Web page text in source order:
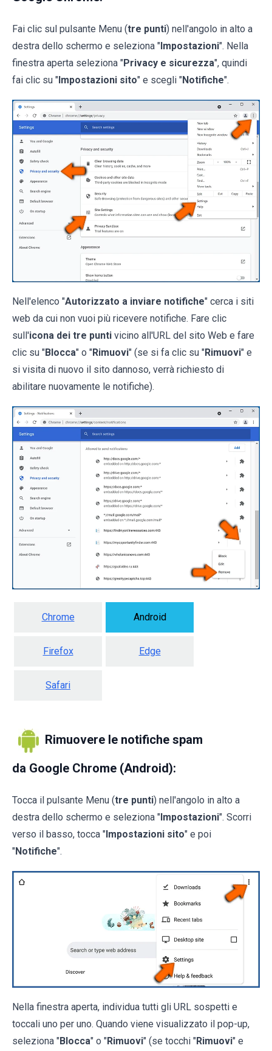
Fai clic sul pulsante Menu (tre punti) nell'angolo in alto a
destra dello schermo e seleziona "Impostazioni". Nella
finestra aperta seleziona "Privacy e sicurezza", quindi
fai clic su "Impostazioni sito" e scegli "Notifiche".
Nell'elenco "Autorizzato a inviare notifiche" cerca i siti
web da cui non vuoi più ricevere notifiche. Fare clic
sull'icona dei tre punti vicino all'URL del sito Web e fare
clic su "Blocca" o "Rimuovi" (se si fa clic su "Rimuovi" e
si visita di nuovo il sito dannoso, verrà richiesto di
abilitare nuovamente le notifiche).
Chrome Android
Firefox Edge
Safari
Rimuovere le notifiche spam
da Google Chrome (Android):
Tocca il pulsante Menu (tre punti) nell'angolo in alto a
destra dello schermo e seleziona "Impostazioni". Scorri
verso il basso, tocca "Impostazioni sito" e poi
"Notifiche".
Nella finestra aperta, individua tutti gli URL sospetti e
toccali uno per uno. Quando viene visualizzato il pop-up,
seleziona "Blocca" o "Rimuovi" (se tocchi "Rimuovi" e